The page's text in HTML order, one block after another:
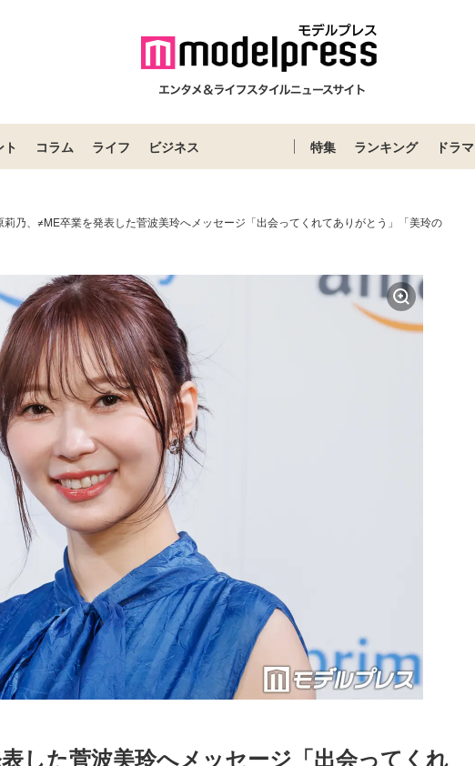
コラム ライフ ビジネス 特集 ランキング ドラマ
莉乃、≠ME卒業を発表した菅波美玲へメッセージ「出会ってくれてありがとう」「美玲の
した菅波美玲へメッセージ「出会ってくれ